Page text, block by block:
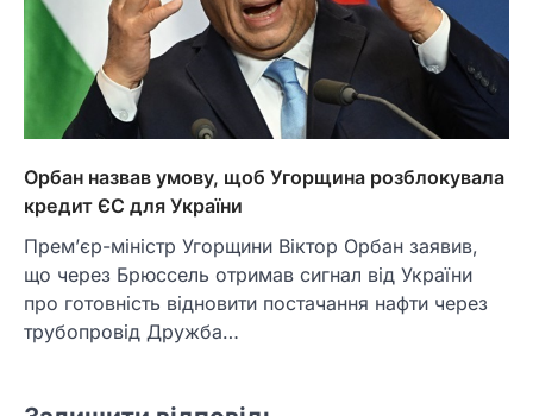
Орбан назвав умову, щоб Угорщина розблокувала
кредит ЄС для України
Прем’єр-міністр Угорщини Віктор Орбан заявив,
що через Брюссель отримав сигнал від України
про готовність відновити постачання нафти через
трубопровід Дружба…